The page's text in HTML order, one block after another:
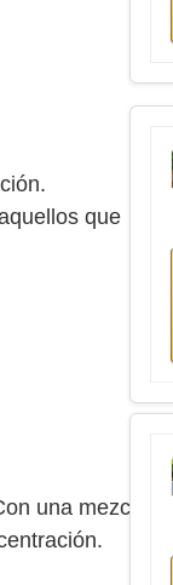
que
una mezcla